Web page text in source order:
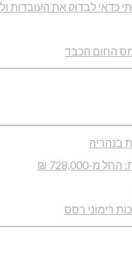
כדאי לבדוק את העובדות
החום הכבד
בנהריה
728,000 ₪
רימוני רסס